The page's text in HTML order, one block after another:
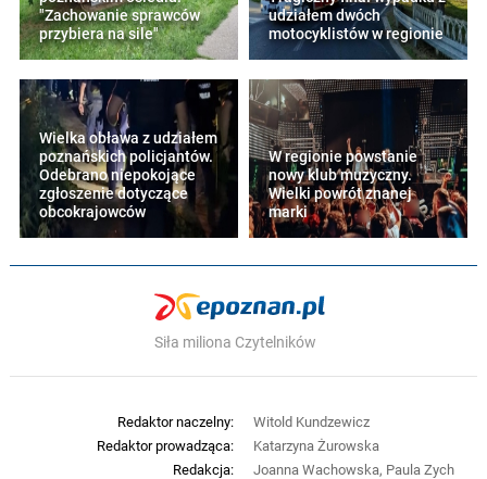
"Zachowanie sprawców
przybiera na sile"
udziałem dwóch
motocyklistów w regionie
Wielka obława z udziałem
poznańskich policjantów.
Odebrano niepokojące
zgłoszenie dotyczące
obcokrajowców
W regionie powstanie
nowy klub muzyczny.
Wielki powrót znanej
marki
Siła miliona Czytelników
Redaktor naczelny:
Witold Kundzewicz
Redaktor prowadząca:
Katarzyna Żurowska
Redakcja:
Joanna Wachowska, Paula Zych